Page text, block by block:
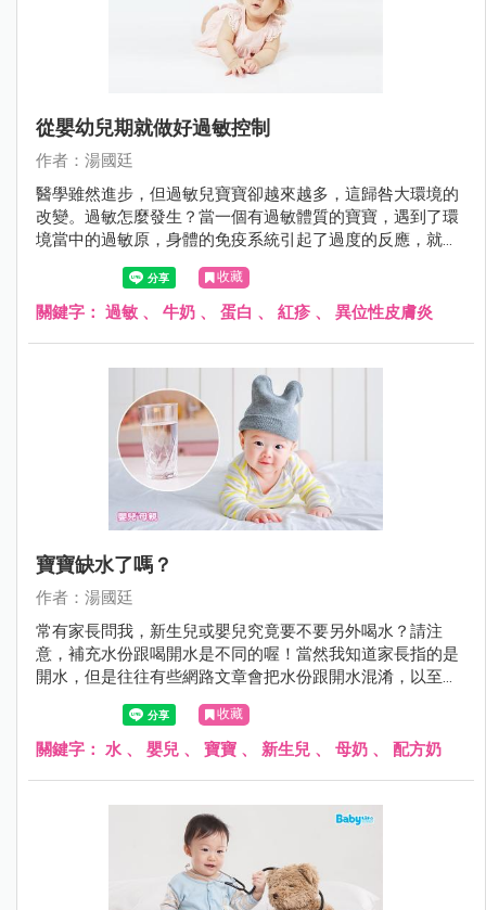
從嬰幼兒期就做好過敏控制
作者：湯國廷
醫學雖然進步，但過敏兒寶寶卻越來越多，這歸咎大環境的
改變。過敏怎麼發生？當一個有過敏體質的寶寶，遇到了環
境當中的過敏原，身體的免疫系統引起了過度的反應，就產
生了過敏症狀。
收藏
關鍵字： 過敏 、 牛奶 、 蛋白 、 紅疹 、 異位性皮膚炎
寶寶缺水了嗎？
作者：湯國廷
常有家長問我，新生兒或嬰兒究竟要不要另外喝水？請注
意，補充水份跟喝開水是不同的喔！當然我知道家長指的是
開水，但是往往有些網路文章會把水份跟開水混淆，以至於
家長霧裡看花，不知究竟是哪一篇文章說的是對的。
收藏
關鍵字： 水 、 嬰兒 、 寶寶 、 新生兒 、 母奶 、 配方奶